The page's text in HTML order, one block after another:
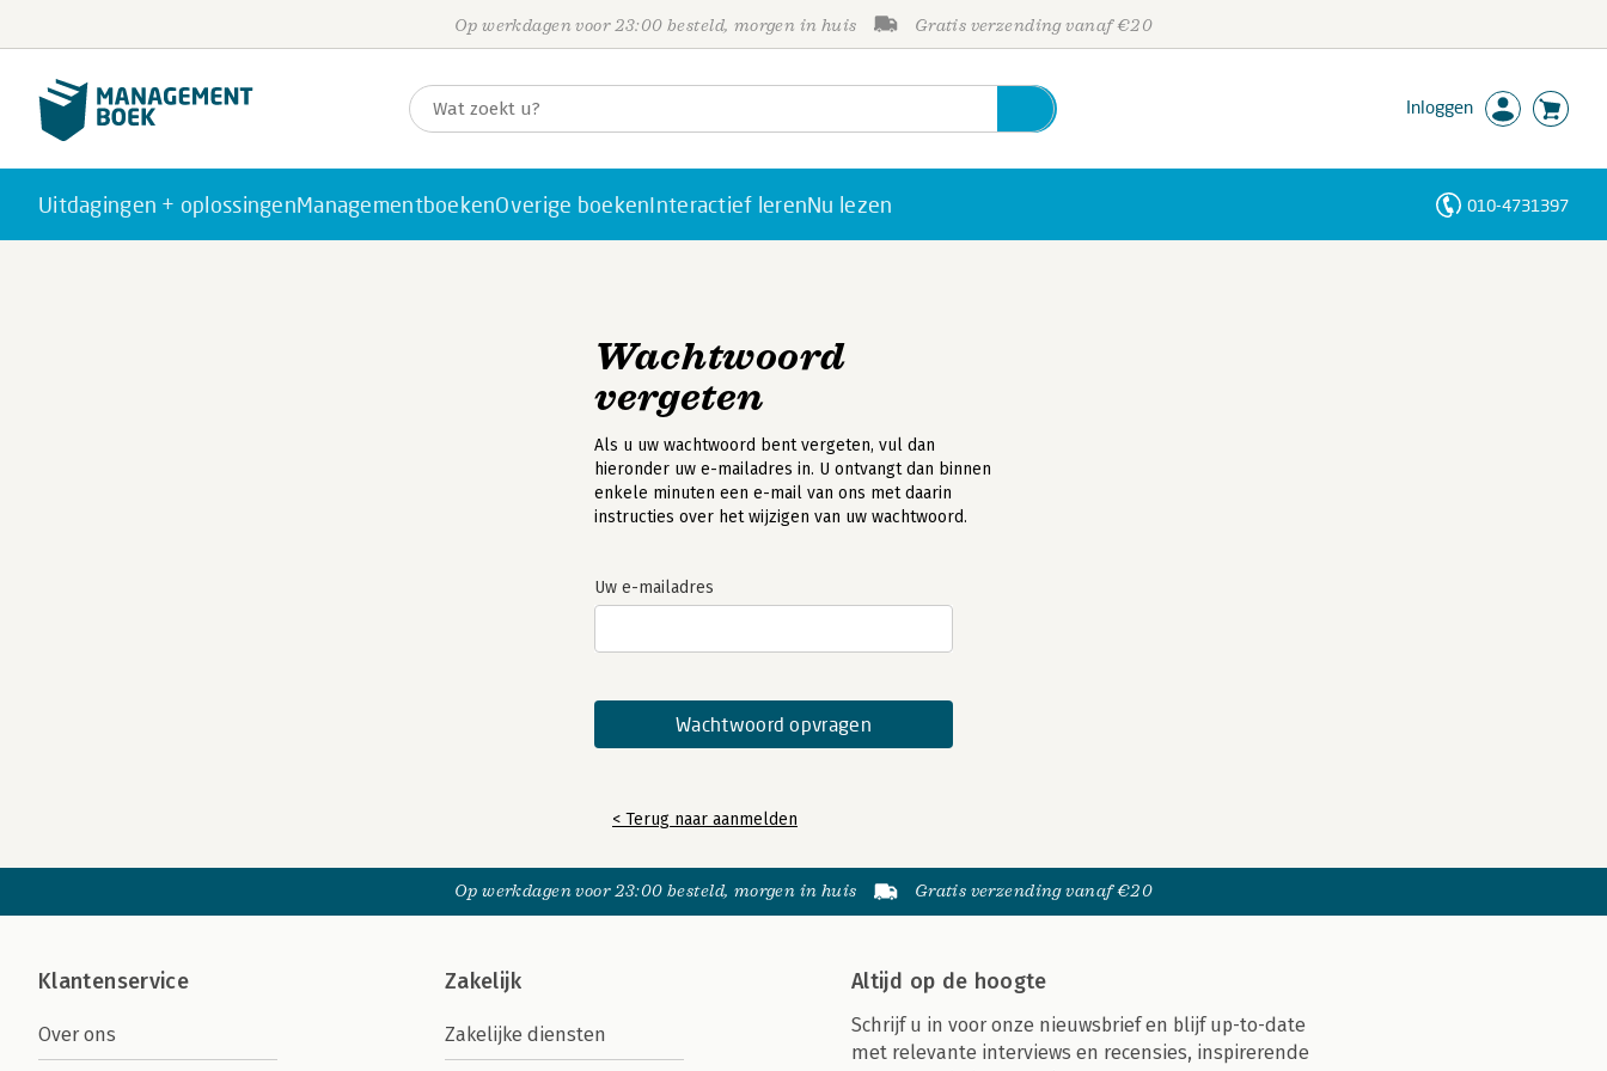
Op werkdagen voor 23:00 besteld, morgen in huis Gratis verzending vanaf €20
Inloggen
Uitdagingen + oplossingenManagementboekenOverige boekenInteractief lerenNu lezen 010-4731397
Wachtwoord
vergeten
Als u uw wachtwoord bent vergeten, vul dan
hieronder uw e-mailadres in. U ontvangt dan binnen
enkele minuten een e-mail van ons met daarin
instructies over het wijzigen van uw wachtwoord.
Uw e-mailadres
< Terug naar aanmelden
Op werkdagen voor 23:00 besteld, morgen in huis Gratis verzending vanaf €20
Klantenservice
Over ons
Zakelijk
Zakelijke diensten
Altijd op de hoogte
Schrijf u in voor onze nieuwsbrief en blijf up-to-date
met relevante interviews en recensies, inspirerende
Personen